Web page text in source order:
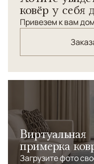
ковёр у себя
Привезем к вам
Виртуальная
примерка
Загрузите фото